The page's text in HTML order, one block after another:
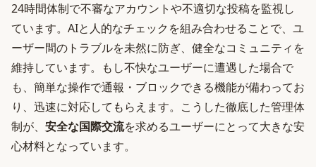
24時間体制で不審なアカウントや不適切な投稿を監視し
ています。AIと人的なチェックを組み合わせることで、ユ
ーザー間のトラブルを未然に防ぎ、健全なコミュニティを
維持しています。もし不快なユーザーに遭遇した場合で
も、簡単な操作で通報・ブロックできる機能が備わってお
り、迅速に対応してもらえます。こうした徹底した管理体
制が、 安全な国際交流を求めるユーザーにとって大きな安
心材料となっています。